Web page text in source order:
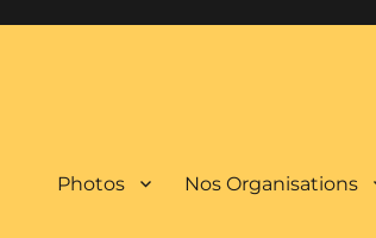
Photos Nos Organisations